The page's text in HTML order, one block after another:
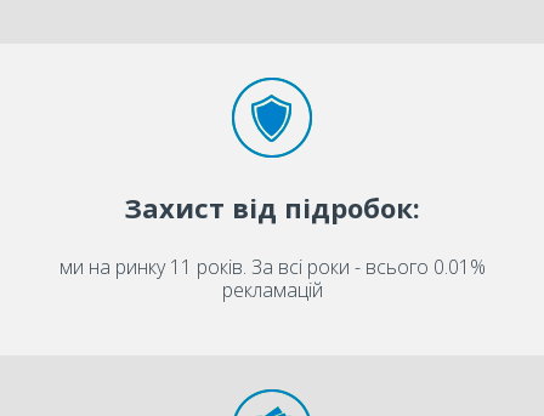
Захист від підробок:
ми на ринку 11 років. За всі роки - всього 0.01%
рекламацій